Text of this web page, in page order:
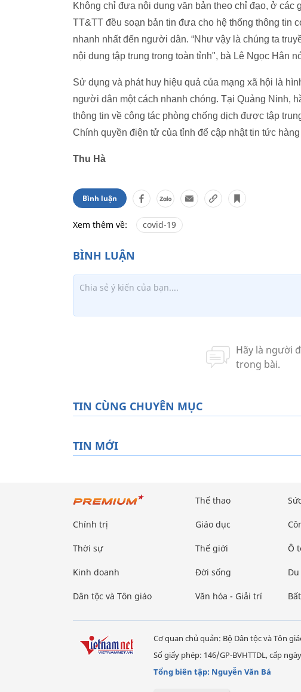
Không chỉ đưa nội dung văn bản theo chỉ đạo, ở
TT&TT đều soạn bản tin đưa cho hệ thống thông tin
nhanh nhất đến người dân. “Như vậy là chúng ta
nội dung tập trung trong toàn tỉnh", bà Lê Ngọc Hân
Sử dụng và phát huy hiệu quả của mạng xã hội là
người dân một cách nhanh chóng. Tại Quảng Ninh,
thông tin về công tác phòng chống dịch được tập
Chính quyền điện tử của tỉnh để cập nhật tin tức hàng
Thu Hà
Bình luận
Xem thêm về: covid-19
TIN CÙNG CHUYÊN MỤC
TIN MỚI
Chính trị
Thời sự
Kinh doanh
Dân tộc và Tôn giáo
Thể thao
Giáo dục
Thế giới
Đời sống
Văn hóa - Giải trí
Ô
Cơ quan chủ quản: Bộ Dân tộc và Tôn
Số giấy phép: 146/GP-BVHTTDL, cấp
Tổng biên tập: Nguyễn Văn Bá